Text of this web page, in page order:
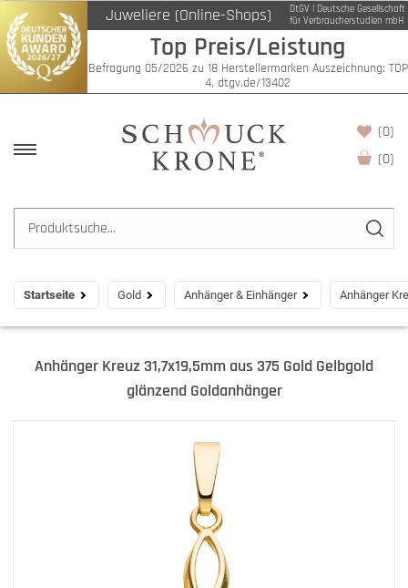
Juweliere (Online-Shops)
DtGV | Deutsche Gesellschaft
für Verbraucherstudien mbH
Top Preis/Leistung
Befragung 05/2026 zu 18 Herstellermarken Auszeichnung: TOP
4, dtgv.de/13402
(0)
(0)
Startseite Gold Anhänger & Einhänger Anhänger
Anhänger Kreuz 31,7x19,5mm aus 375 Gold Gelbgold
glänzend Goldanhänger